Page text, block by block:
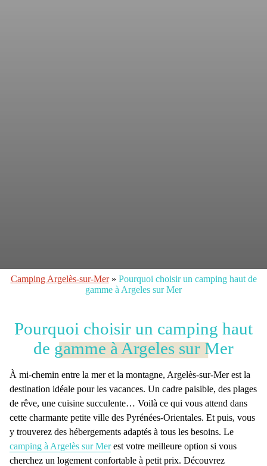
Camping Argelès-sur-Mer» Pourquoi choisir un camping haut de
gamme à Argeles sur Mer
Pourquoi choisir un camping haut
de gamme à Argeles sur Mer
À mi-chemin entre la mer et la montagne, Argelès-sur-Mer est la
destination idéale pour les vacances. Un cadre paisible, des plages
de rêve, une cuisine succulente… Voilà ce qui vous attend dans
cette charmante petite ville des Pyrénées-Orientales. Et puis, vous
y trouverez des hébergements adaptés à tous les besoins. Le
camping à Argelès sur Merest votre meilleure option si vous
cherchez un logement confortable à petit prix. Découvrez